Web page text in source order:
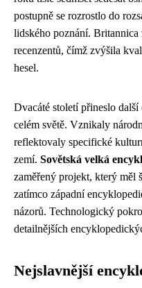
postupně se rozrostlo do
lidského poznání. Britannica
recenzentů, čímž zvýšila
hesel.
Dvacáté století přineslo
celém světě. Vznikaly
reflektovaly specifické
zemí. Sovětská velká
zaměřený projekt, který měl
zatímco západní
názorů. Technologický
detailnějších
Nejslavnější